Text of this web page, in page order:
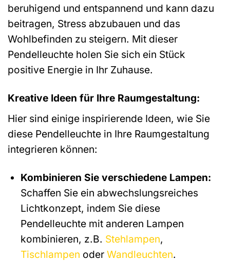
beruhigend und entspannend und kann dazu
beitragen, Stress abzubauen und das
Wohlbefinden zu steigern. Mit dieser
Pendelleuchte holen Sie sich ein Stück
positive Energie in Ihr Zuhause.
Kreative Ideen für Ihre Raumgestaltung:
Hier sind einige inspirierende Ideen, wie Sie
diese Pendelleuchte in Ihre Raumgestaltung
integrieren können:
Kombinieren Sie verschiedene Lampen:
Schaffen Sie ein abwechslungsreiches
Lichtkonzept, indem Sie diese
Pendelleuchte mit anderen Lampen
kombinieren, z.B. Stehlampen,
Tischlampen oder Wandleuchten.